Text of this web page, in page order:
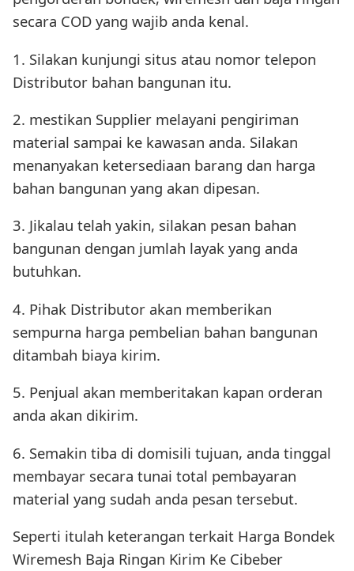
secara COD yang wajib anda kenal.
1. Silakan kunjungi situs atau nomor telepon
Distributor bahan bangunan itu.
2. mestikan Supplier melayani pengiriman
material sampai ke kawasan anda. Silakan
menanyakan ketersediaan barang dan harga
bahan bangunan yang akan dipesan.
3. Jikalau telah yakin, silakan pesan bahan
bangunan dengan jumlah layak yang anda
butuhkan.
4. Pihak Distributor akan memberikan
sempurna harga pembelian bahan bangunan
ditambah biaya kirim.
5. Penjual akan memberitakan kapan orderan
anda akan dikirim.
6. Semakin tiba di domisili tujuan, anda tinggal
membayar secara tunai total pembayaran
material yang sudah anda pesan tersebut.
Seperti itulah keterangan terkait Harga Bondek
Wiremesh Baja Ringan Kirim Ke Cibeber